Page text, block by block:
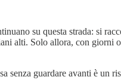
su questa strada: si
alti. Solo allora, con giorni
senza guardare avanti è